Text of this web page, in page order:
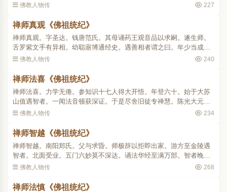
华。众闻空中诸天弹指。异香满堂。后止通玄寺。结徒行道。十七年
佛教人物传 227
禅师真观《佛祖统纪》
禅师真观。字圣达。钱唐范氏。其母诵药王观音品以求嗣。遂生师。
舌罗紫文手有异相。幼聪寤博通经史。遇善相者谓之曰。年少当成大
器何滞尘网。师始欲出家。二亲未见许。梦天神告曰。汝子法中英
佛教人物传 240
禅师法喜《佛祖统纪》
禅师法喜。力学无倦。参知识十七人得大开悟。年登六十。始于大苏
山值遇智者。一闻法音顿获深证。于是尽舍旧徒专禅慧。陈光大元
年。与同学二十七人从智者至金陵游化。尚书毛喜嘲之曰。尊师犹
佛教人物传 234
禅师智越《佛祖统纪》
禅师智越。南阳郑氏。父与求昏。师极辞以拒即出家。游方至金陵遇
智者。北面受业。五门六妙莫不深达。诵法华经至满万部。智者晚归
台岭付以四众。二十年间循循善诱。德量宽旷学者归心。所居之处瓶
佛教人物传 268
禅师法慎《佛祖统纪》